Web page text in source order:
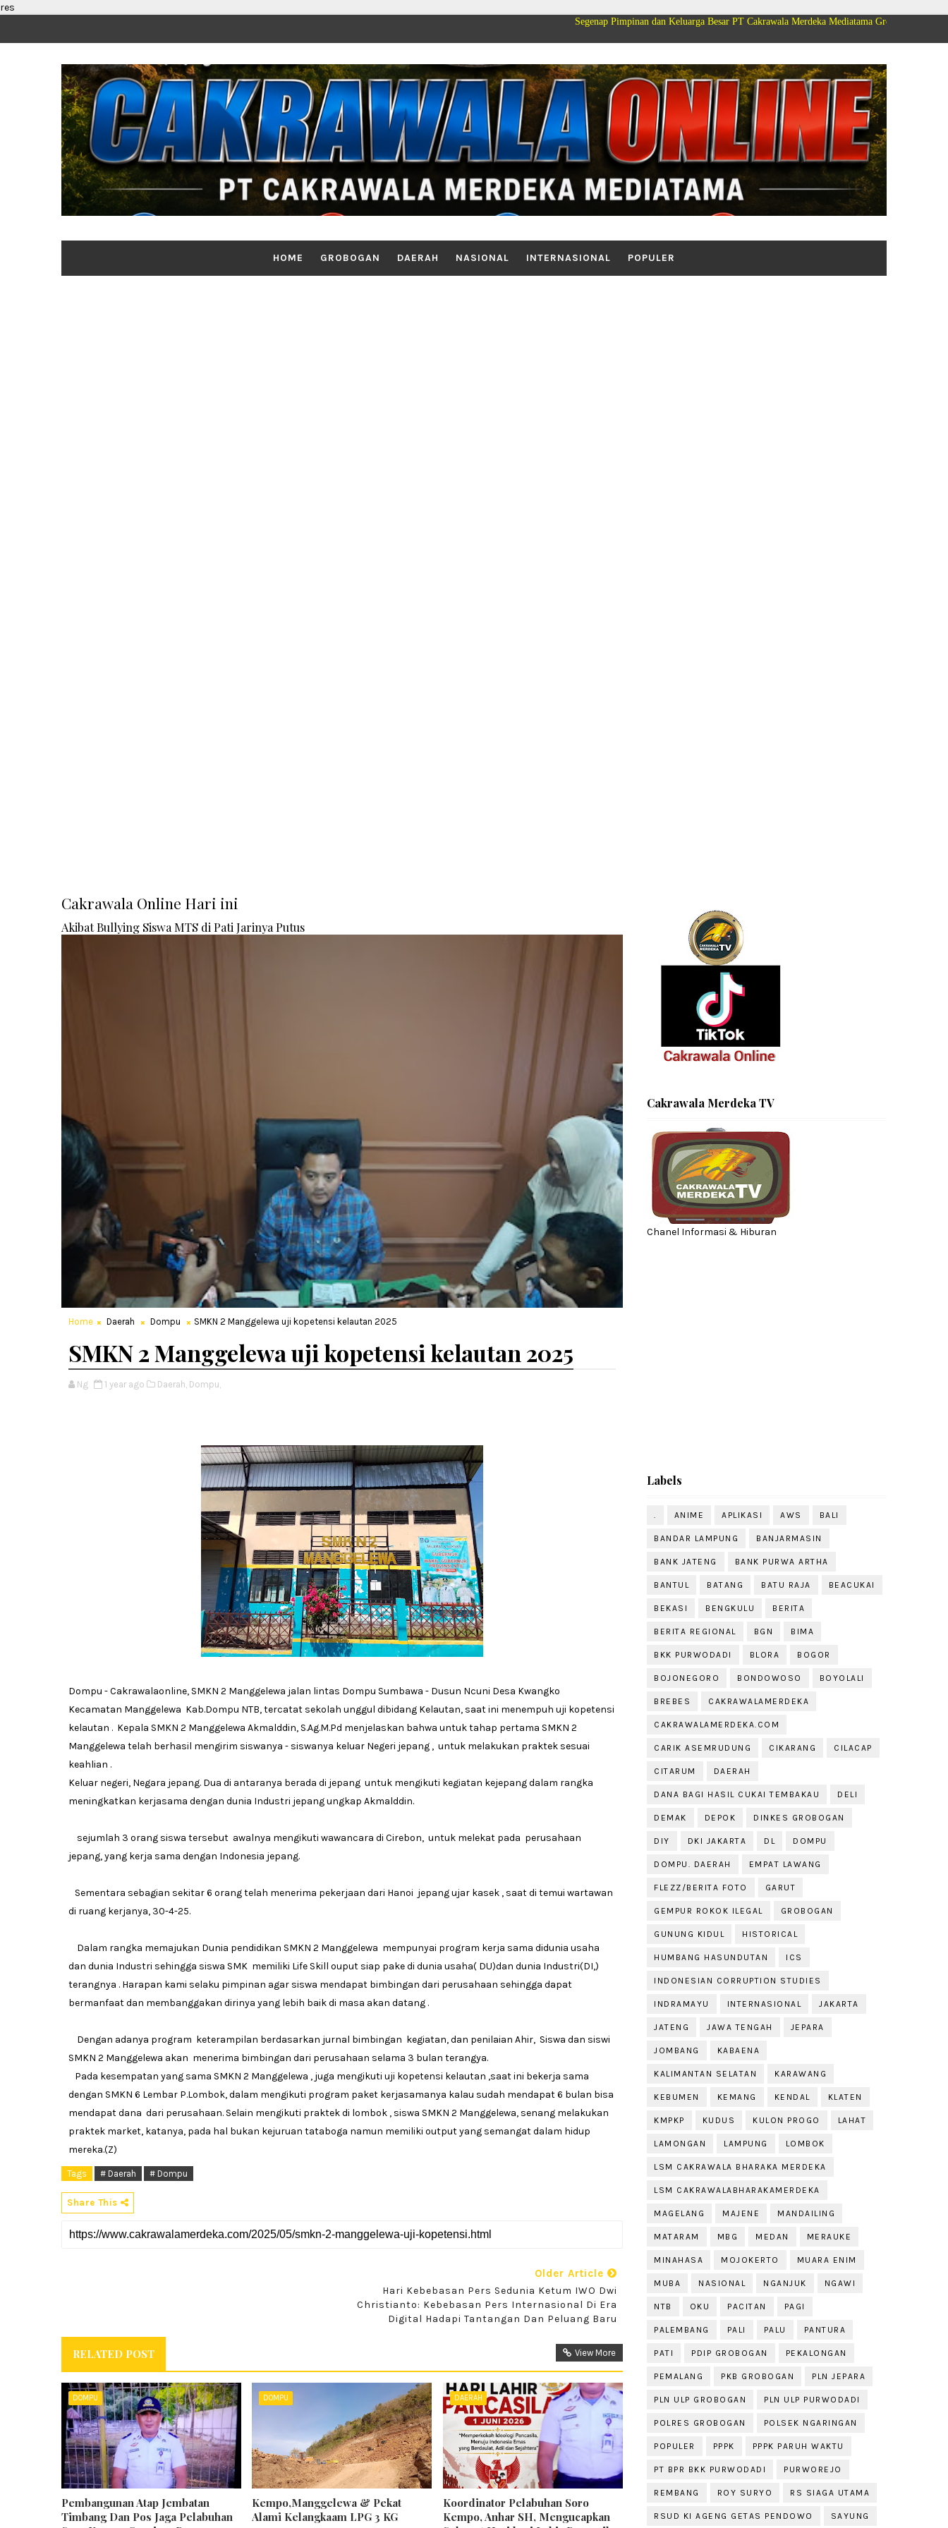
res
Segenap Pimpinan dan Keluarga Besar PT Cakrawala Merdeka Mediatama Group Mengucapkan Selamat
HOME GROBOGAN DAERAH NASIONAL INTERNASIONAL POPULER
Cakrawala Online Hari ini
Akibat Bullying Siswa MTS di Pati Jarinya Putus
Home Daerah Dompu SMKN 2 Manggelewa uji kopetensi kelautan 2025
SMKN 2 Manggelewa uji kopetensi kelautan 2025
Ng 1 year ago Daerah, Dompu,
Dompu - Cakrawalaonline, SMKN 2 Manggelewa jalan lintas Dompu Sumbawa - Dusun Ncuni Desa Kwangko
Kecamatan Manggelewa Kab.Dompu NTB, tercatat sekolah unggul dibidang Kelautan, saat ini menempuh uji kopetensi
kelautan . Kepala SMKN 2 Manggelewa Akmalddin, S.Ag.M.Pd menjelaskan bahwa untuk tahap pertama SMKN 2
Manggelewa telah berhasil mengirim siswanya - siswanya keluar Negeri jepang , untuk melakukan praktek sesuai
keahlian .
Keluar negeri, Negara jepang. Dua di antaranya berada di jepang untuk mengikuti kegiatan kejepang dalam rangka
meningkatkan kerjasama dengan dunia Industri jepang ungkap Akmalddin.
sejumlah 3 orang siswa tersebut awalnya mengikuti wawancara di Cirebon, untuk melekat pada perusahaan
jepang, yang kerja sama dengan Indonesia jepang.
Sementara sebagian sekitar 6 orang telah menerima pekerjaan dari Hanoi jepang ujar kasek , saat di temui wartawan
di ruang kerjanya, 30-4-25.
Dalam rangka memajukan Dunia pendidikan SMKN 2 Manggelewa mempunyai program kerja sama didunia usaha
dan dunia Industri sehingga siswa SMK memiliki Life Skill ouput siap pake di dunia usaha( DU)dan dunia Industri(DI,)
terangnya . Harapan kami selaku pimpinan agar siswa mendapat bimbingan dari perusahaan sehingga dapat
bermanfaat dan membanggakan dirinya yang lebih baik di masa akan datang .
Dengan adanya program keterampilan berdasarkan jurnal bimbingan kegiatan, dan penilaian Ahir, Siswa dan siswi
SMKN 2 Manggelewa akan menerima bimbingan dari perusahaan selama 3 bulan terangya.
Pada kesempatan yang sama SMKN 2 Manggelewa , juga mengikuti uji kopetensi kelautan ,saat ini bekerja sama
dengan SMKN 6 Lembar P.Lombok, dalam mengikuti program paket kerjasamanya kalau sudah mendapat 6 bulan bisa
mendapat dana dari perusahaan. Selain mengikuti praktek di lombok , siswa SMKN 2 Manggelewa, senang melakukan
praktek market, katanya, pada hal bukan kejuruan tataboga namun memiliki output yang semangat dalam hidup
mereka.(Z)
Tags # Daerah # Dompu
Share This
Older Article
Hari Kebebasan Pers Sedunia Ketum IWO Dwi
Christianto: Kebebasan Pers Internasional Di Era
Digital Hadapi Tantangan Dan Peluang Baru
RELATED POST View More
DOMPU
Pembangunan Atap Jembatan
Timbang Dan Pos Jaga Pelabuhan
DOMPU
Kempo,Manggelewa & Pekat
Alami Kelangkaam LPG 3 KG
DAERAH
Koordinator Pelabuhan Soro
Kempo, Anhar SH, Mengucapkan
Cakrawala Merdeka TV
Chanel Informasi & Hiburan
Labels
. ANIME APLIKASI AWS BALI
BANDAR LAMPUNG BANJARMASIN
BANK JATENG BANK PURWA ARTHA
BANTUL BATANG BATU RAJA BEACUKAI
BEKASI BENGKULU BERITA
BERITA REGIONAL BGN BIMA
BKK PURWODADI BLORA BOGOR
BOJONEGORO BONDOWOSO BOYOLALI
BREBES CAKRAWALAMERDEKA
CAKRAWALAMERDEKA.COM
CARIK ASEMRUDUNG CIKARANG CILACAP
CITARUM DAERAH
DANA BAGI HASIL CUKAI TEMBAKAU DELI
DEMAK DEPOK DINKES GROBOGAN
DIY DKI JAKARTA DL DOMPU
DOMPU. DAERAH EMPAT LAWANG
FLEZZ/BERITA FOTO GARUT
GEMPUR ROKOK ILEGAL GROBOGAN
GUNUNG KIDUL HISTORICAL
HUMBANG HASUNDUTAN ICS
INDONESIAN CORRUPTION STUDIES
INDRAMAYU INTERNASIONAL JAKARTA
JATENG JAWA TENGAH JEPARA
JOMBANG KABAENA
KALIMANTAN SELATAN KARAWANG
KEBUMEN KEMANG KENDAL KLATEN
KMPKP KUDUS KULON PROGO LAHAT
LAMONGAN LAMPUNG LOMBOK
LSM CAKRAWALA BHARAKA MERDEKA
LSM CAKRAWALABHARAKAMERDEKA
MAGELANG MAJENE MANDAILING
MATARAM MBG MEDAN MERAUKE
MINAHASA MOJOKERTO MUARA ENIM
MUBA NASIONAL NGANJUK NGAWI
NTB OKU PACITAN PAGI
PALEMBANG PALI PALU PANTURA
PATI PDIP GROBOGAN PEKALONGAN
PEMALANG PKB GROBOGAN PLN JEPARA
PLN ULP GROBOGAN PLN ULP PURWODADI
POLRES GROBOGAN POLSEK NGARINGAN
POPULER PPPK PPPK PARUH WAKTU
PT BPR BKK PURWODADI PURWOREJO
REMBANG ROY SURYO RS SIAGA UTAMA
RSUD KI AGENG GETAS PENDOWO SAYUNG